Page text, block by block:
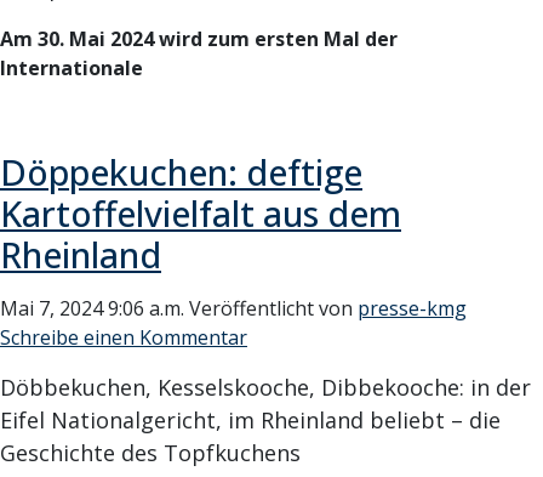
Am 30. Mai 2024 wird zum ersten Mal der
Internationale
Döppekuchen: deftige
Kartoffelvielfalt aus dem
Rheinland
Mai 7, 2024 9:06 a.m. Veröffentlicht von presse-kmg
Schreibe einen Kommentar
Döbbekuchen, Kesselskooche, Dibbekooche: in der
Eifel Nationalgericht, im Rheinland beliebt – die
Geschichte des Topfkuchens